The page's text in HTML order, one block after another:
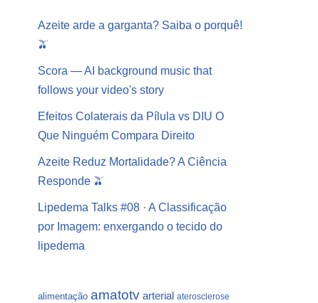
Azeite arde a garganta? Saiba o porquê!
🫒
Scora — AI background music that
follows your video's story
Efeitos Colaterais da Pílula vs DIU O
Que Ninguém Compara Direito
Azeite Reduz Mortalidade? A Ciência
Responde 🫒
Lipedema Talks #08 · A Classificação
por Imagem: enxergando o tecido do
lipedema
alimentação amatotv arterial aterosclerose